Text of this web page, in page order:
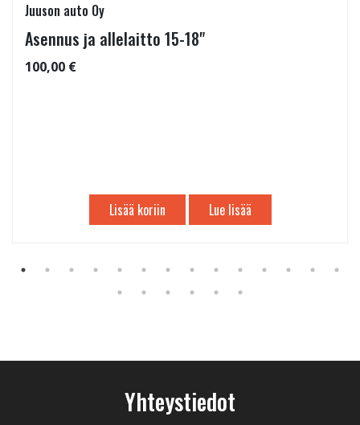
Juuson auto Oy
Asennus ja allelaitto 15-18"
100,00 €
Lisää koriin Lue lisää
Yhteystiedot